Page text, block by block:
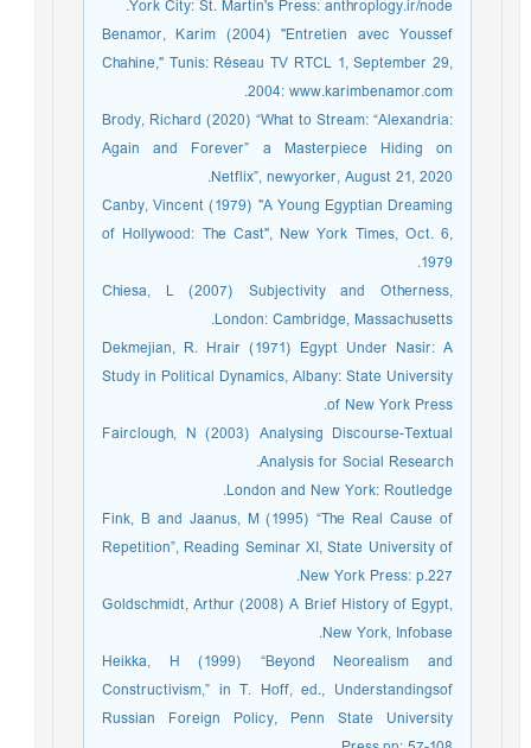
York City: St. Martin's Press: anthroplogy.ir/node.
Benamor, Karim (2004) "Entretien avec Youssef
Chahine," Tunis: Réseau TV RTCL 1, September 29,
2004: www.karimbenamor.com.
Brody, Richard (2020) “What to Stream: “Alexandria:
Again and Forever” a Masterpiece Hiding on
Netflix”, newyorker, August 21, 2020.
Canby, Vincent (1979) "A Young Egyptian Dreaming
of Hollywood: The Cast", New York Times, Oct. 6,
1979.
Chiesa, L (2007) Subjectivity and Otherness,
London: Cambridge, Massachusetts.
Dekmejian, R. Hrair (1971) Egypt Under Nasir: A
Study in Political Dynamics, Albany: State University
of New York Press.
Fairclough, N (2003) Analysing Discourse-Textual
Analysis for Social Research.
London and New York: Routledge.
Fink, B and Jaanus, M (1995) “The Real Cause of
Repetition”, Reading Seminar XI, State University of
New York Press: p.227.
Goldschmidt, Arthur (2008) A Brief History of Egypt,
New York, Infobase.
Heikka, H (1999) “Beyond Neorealism and
Constructivism,” in T. Hoff, ed., Understandingsof
Russian Foreign Policy, Penn State University